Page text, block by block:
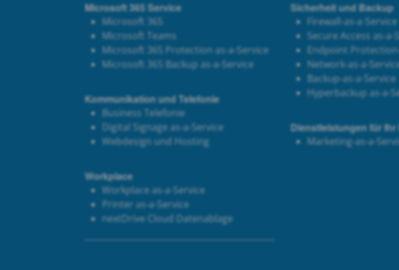
Microsoft 365 Service
Microsoft 365
Microsoft Teams
Microsoft 365 Protection as-a-Service
Microsoft 365 Backup as-a-Service
Kommunikation und Telefonie
Business Telefonie
Digital Signage as-a-Service
Webdesign und Hosting
Workplace
Workplace as-a-Service
Printer as-a-Service
nextDrive Cloud Datenablage
Sicherheit und Backup
Firewall-as-a-Service
Secure Access as-a-
Endpoint
Network-as-a-
Backup-as-a-Service
Hyperbackup as-a-
Dienstleistungen für Ihr
Marketing-as-a-